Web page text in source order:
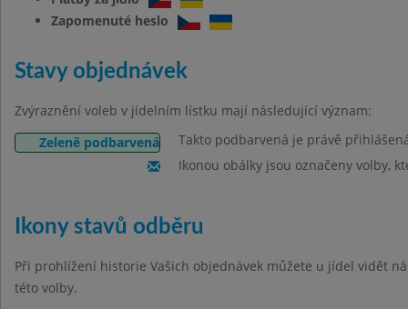
Zapomenuté heslo
Stavy objednávek
Zvýraznění voleb v jídelním lístku mají následující význam:
Zeleně podbarvená
Takto podbarvená je právě
Ikonou obálky jsou označeny volby,
Ikony stavů odběru
Při prohlížení historie Vašich objednávek můžete u jídel vidět
této volby.